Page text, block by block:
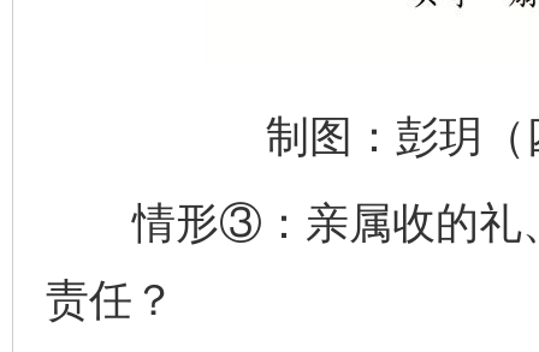
制图：彭玥（
情形③：亲属收的礼、
责任？